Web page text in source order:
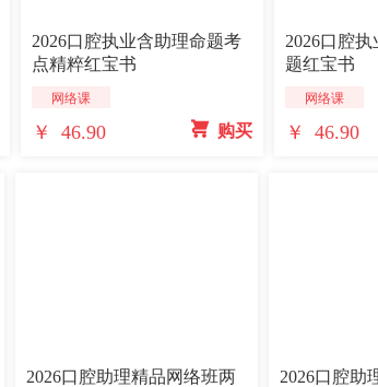
2026口腔执业含助理命题考
点精粹红宝书
网络课
￥ 46.90  购买
2026口腔
题红宝书
网络课
￥ 46.90
2026口腔助理精品网络班两
2026口腔助